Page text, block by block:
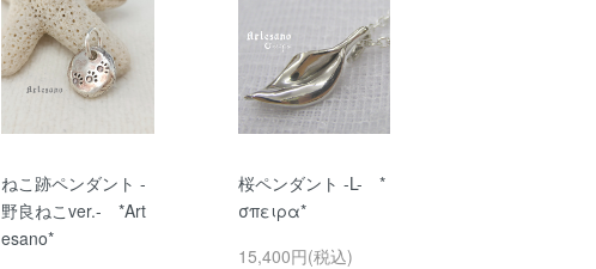
ねこ跡ペンダント -
野良ねこver.- *Art
esano*
桜ペンダント -L- *
σπειρα*
15,400円(税込)